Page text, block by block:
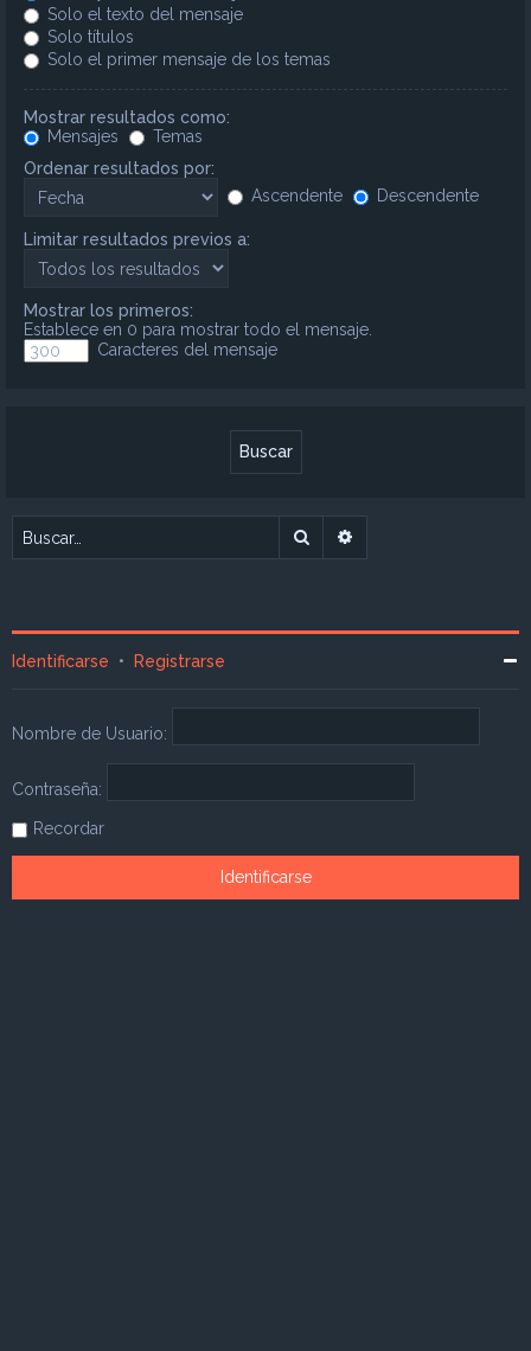
Solo el texto del mensaje
Solo títulos
Solo el primer mensaje de los temas
Mostrar resultados como:
Mensajes
Temas
Ordenar resultados por:
Ascendente
Descendente
Limitar resultados previos a:
Mostrar los primeros:
Establece en 0 para mostrar todo el mensaje.
Caracteres del mensaje
Buscar
Identificarse • Registrarse
Nombre de Usuario:
Contraseña:
Recordar